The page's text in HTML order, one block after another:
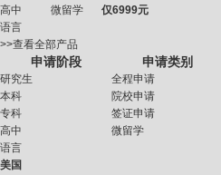
仅6999元
高中
微留学
语言
>>查看全部产品
申请阶段 申请类别
研究生
全程申请
本科
院校申请
专科
签证申请
高中
微留学
语言
美国